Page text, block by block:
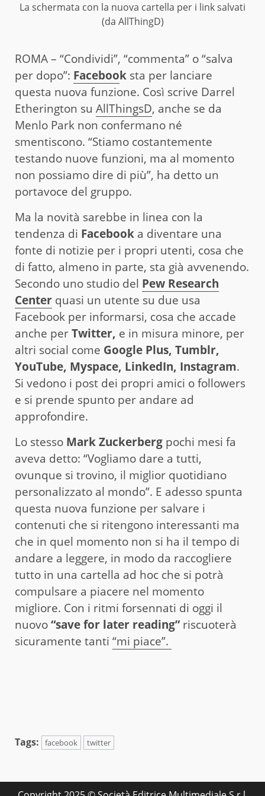
La schermata con la nuova cartella per i link salvati
(da AllThingD)
ROMA – “Condividi”, “commenta” o “salva
per dopo”: Facebook sta per lanciare
questa nuova funzione. Così scrive Darrel
Etherington su AllThingsD, anche se da
Menlo Park non confermano né
smentiscono. “Stiamo costantemente
testando nuove funzioni, ma al momento
non possiamo dire di più”, ha detto un
portavoce del gruppo.
Ma la novità sarebbe in linea con la
tendenza di Facebook a diventare una
fonte di notizie per i propri utenti, cosa che
di fatto, almeno in parte, sta già avvenendo.
Secondo uno studio del Pew Research
Center quasi un utente su due usa
Facebook per informarsi, cosa che accade
anche perTwitter, e in misura minore, per
altri social come Google Plus, Tumblr,
YouTube, Myspace, LinkedIn, Instagram.
Si vedono i post dei propri amici o followers
e si prende spunto per andare ad
approfondire.
Lo stesso Mark Zuckerberg pochi mesi fa
aveva detto: “Vogliamo dare a tutti,
ovunque si trovino, il miglior quotidiano
personalizzato al mondo”. E adesso spunta
questa nuova funzione per salvare i
contenuti che si ritengono interessanti ma
che in quel momento non si ha il tempo di
andare a leggere, in modo da raccogliere
tutto in una cartella ad hoc che si potrà
compulsare a piacere nel momento
migliore. Con i ritmi forsennati di oggi il
nuovo“save for later reading” riscuoterà
sicuramente tanti “mi piace”.
Tags: facebook twitter